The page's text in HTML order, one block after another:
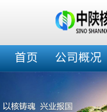
首页 公司概况